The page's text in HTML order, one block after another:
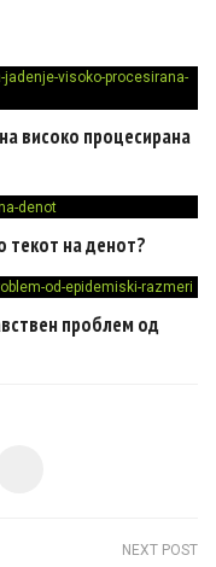
високо процесирана
текот на денот?
проблем од
NEXT POST